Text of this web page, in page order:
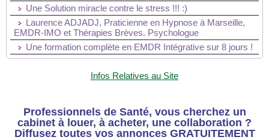
Une Solution miracle contre le stress !!! :)
Laurence ADJADJ, Praticienne en Hypnose à Marseille,
EMDR-IMO et Thérapies Brèves. Psychologue
Une formation complète en EMDR Intégrative sur 8 jours !
Infos Relatives au Site
Professionnels de Santé, vous cherchez un
cabinet à louer, à acheter, une collaboration ?
Diffusez toutes vos annonces GRATUITEMENT